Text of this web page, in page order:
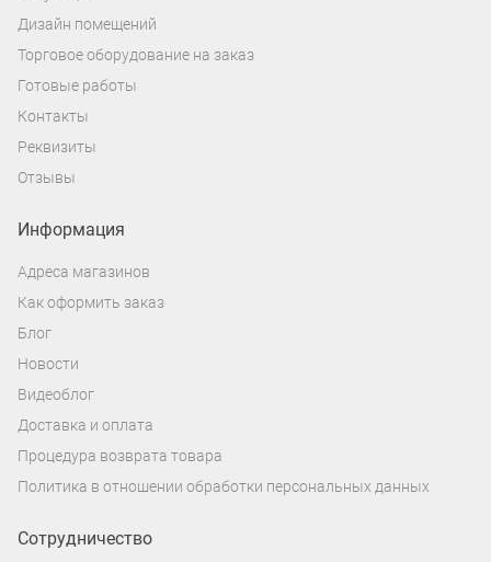
Дизайн помещений
Торговое оборудование на заказ
Готовые работы
Контакты
Реквизиты
Отзывы
Информация
Адреса магазинов
Как оформить заказ
Блог
Новости
Видеоблог
Доставка и оплата
Процедура возврата товара
Политика в отношении обработки персональных данных
Сотрудничество